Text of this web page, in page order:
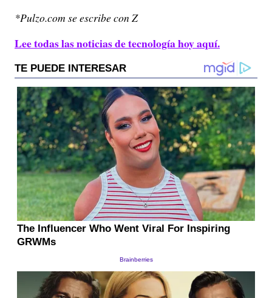
*Pulzo.com se escribe con Z
Lee todas las noticias de tecnología hoy aquí.